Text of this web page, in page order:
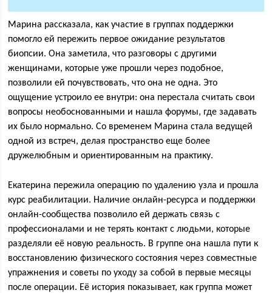
Марина рассказала, как участие в группах поддержки
помогло ей пережить первое ожидание результатов
биопсии. Она заметила, что разговоры с другими
женщинами, которые уже прошли через подобное,
позволили ей почувствовать, что она не одна. Это
ощущение устроило ее внутри: она перестала считать свои
вопросы необоснованными и нашла форумы, где задавать
их было нормально. Со временем Марина стала ведущей
одной из встреч, делая пространство еще более
дружелюбным и ориентированным на практику.
Екатерина пережила операцию по удалению узла и прошла
курс реабилитации. Наличие онлайн-ресурса и поддержки
онлайн-сообщества позволило ей держать связь с
профессионалами и не терять контакт с людьми, которые
разделяли её новую реальность. В группе она нашла пути к
восстановлению физического состояния через совместные
упражнения и советы по уходу за собой в первые месяцы
после операции. Её история показывает, как группа может